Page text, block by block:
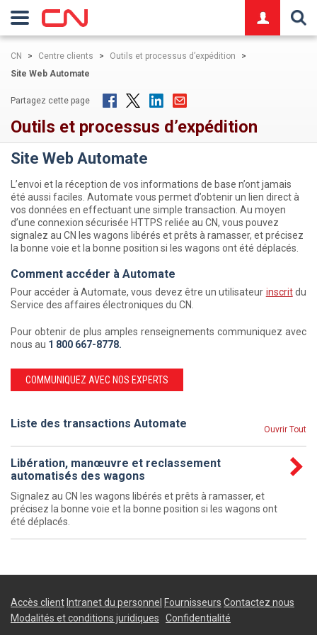
CN > Centre clients > Outils et processus d’expédition
>
Site Web Automate
Partagez cette page
Outils et processus d’expédition
Site Web Automate
L’envoi et la réception de vos informations de base n’ont jamais
été aussi faciles. Automate vous permet d’obtenir un lien direct à
vos données en effectuant une simple transaction. Au moyen
d’une connexion sécurisée HTTPS reliée au CN, vous pouvez
signalez au CN les wagons libérés et prêts à ramasser, et précisez
la bonne voie et la bonne position si les wagons ont été déplacés.
Comment accéder à Automate
Pour accéder à Automate, vous devez être un utilisateur inscritdu
Service des affaires électroniques du CN.
Pour obtenir de plus amples renseignements communiquez avec
nous au 1 800 667-8778.
COMMUNIQUEZ AVEC NOS EXPERTS
Liste des transactions Automate Ouvrir Tout
Libération, manœuvre et reclassement
automatisés des wagons
Signalez au CN les wagons libérés et prêts à ramasser, et
précisez la bonne voie et la bonne position si les wagons ont
été déplacés.
Accès client Intranet du personnel Fournisseurs Contactez nous
Modalités et conditions juridiques
Confidentialité